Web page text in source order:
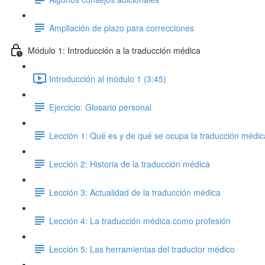
Ampliación de plazo para correcciones
Módulo 1: Introducción a la traducción médica
Introducción al módulo 1 (3:45)
Ejercicio: Glosario personal
Lección 1: Qué es y de qué se ocupa la traducción
Lección 2: Historia de la traducción médica
Lección 3: Actualidad de la traducción médica
Lección 4: La traducción médica como profesión
Lección 5: Las herramientas del traductor médico